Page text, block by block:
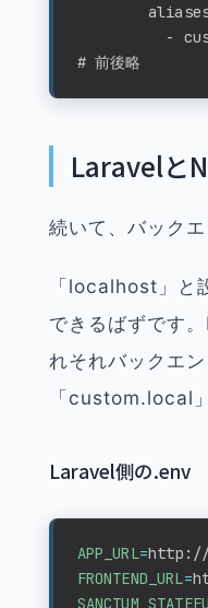
-
# 前後略
Laravelと
続いて、バック
「localhost」と
できるばずです
れそれバックエ
「custom.local
Laravel側の.env
APP_URL=
FRONTEND_URL=